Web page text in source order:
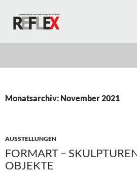
Inhalt
springen
Monatsarchiv: November 2021
AUSSTELLUNGEN
FORMART –
OBJEKTE